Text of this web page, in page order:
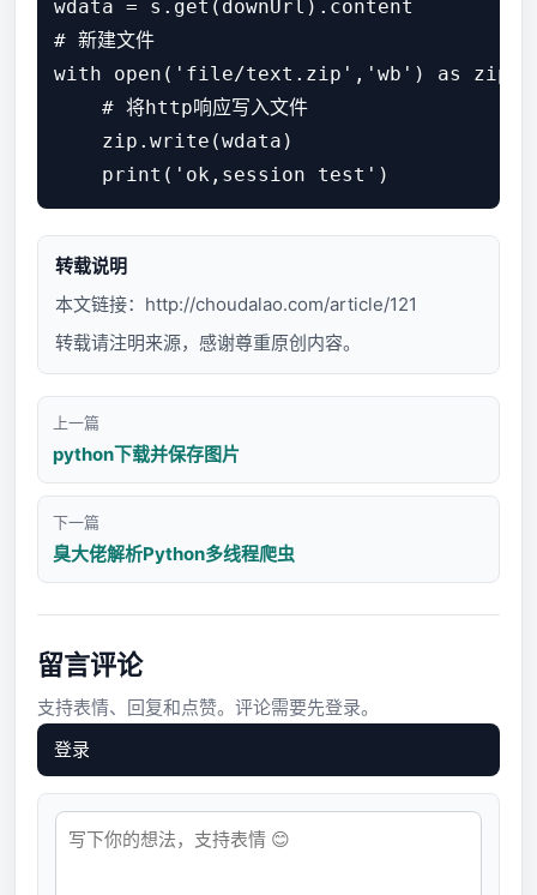
wdata = s.get(downUrl).content
# 新建文件
with open('file/text.zip','wb') as zip:
    # 将http响应写入文件
    zip.write(wdata)
转载说明
本文链接： http://choudalao.com/article/121
转载请注明来源，感谢尊重原创内容。
上一篇
python下载并保存图片
下一篇
臭大佬解析Python多线程爬虫
留言评论
支持表情、回复和点赞。评论需要先登录。
登录